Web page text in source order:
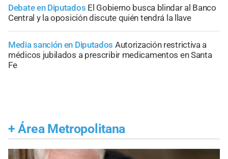
Debate en Diputados El Gobierno busca blindar al Banco
Central y la oposición discute quién tendrá la llave
Media sanción en Diputados Autorización restrictiva a
médicos jubilados a prescribir medicamentos en Santa
Fe
+ Área Metropolitana